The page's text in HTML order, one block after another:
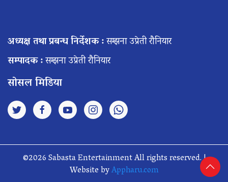
अध्यक्ष तथा प्रबन्ध निर्देशक :सम्झना उप्रेती रौनियार
सम्पादक :सम्झना उप्रेती रौनियार
सोसल मिडिया
©2026 Sabasta Entertainment All rights reserved. |
Website byAppharu.com